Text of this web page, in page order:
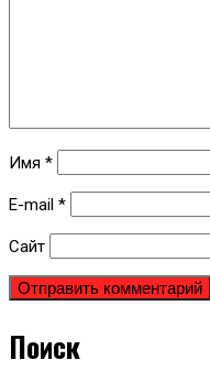
Имя *
E-mail *
Сайт
Поиск